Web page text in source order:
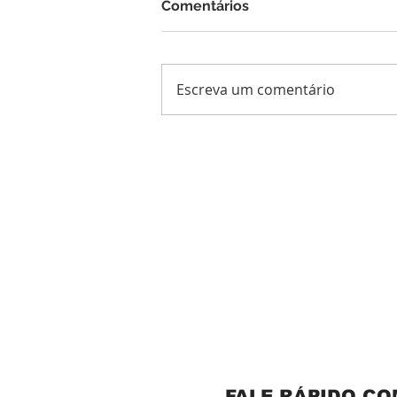
Comentários
Escreva um comentário